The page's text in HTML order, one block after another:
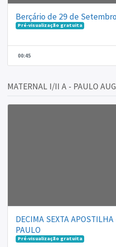
Berçário de 29 de
Pré-visualização gratuita
00:45
MATERNAL I/II A - PAULO
DECIMA SEXTA
PAULO
Pré-visualização gratuita